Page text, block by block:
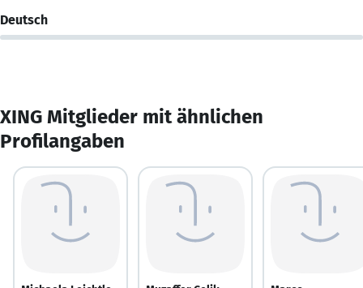
Deutsch
XING Mitglieder mit ähnlichen
Profilangaben